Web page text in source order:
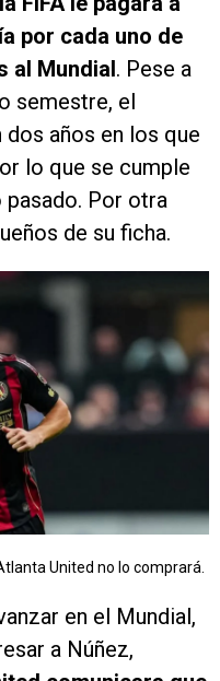
por cada uno de
al Mundial . Pese a
semestre, el
años en los que
lo que se cumple
Por otra
de su ficha.
United no lo comprará.
en el Mundial,
a Núñez,